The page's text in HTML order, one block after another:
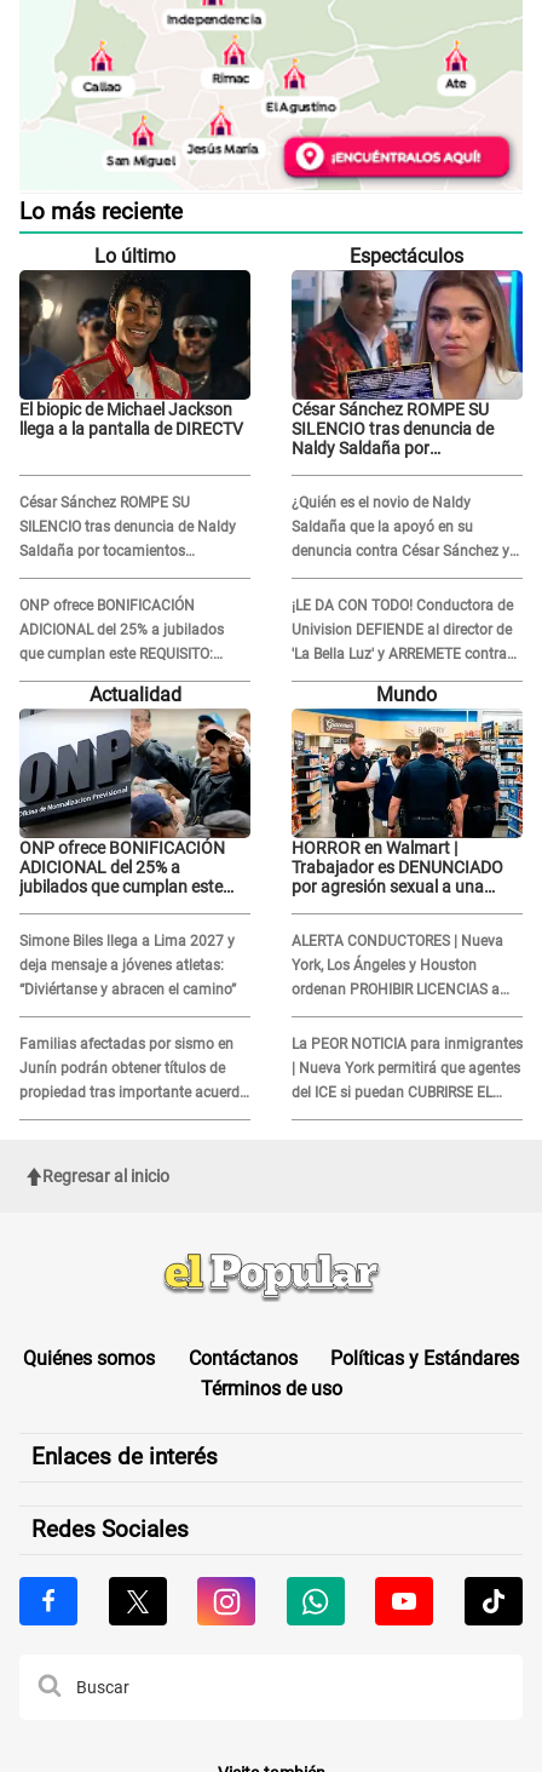
Lo más reciente
Lo último
El biopic de Michael Jackson
llega a la pantalla de DIRECTV
César Sánchez ROMPE SU
SILENCIO tras denuncia de Naldy
Saldaña por tocamientos
indebidos: "Pido respetar la
presunción de inocencia"
ONP ofrece BONIFICACIÓN
ADICIONAL del 25% a jubilados
que cumplan este REQUISITO:
revisa si accedes aquí
Espectáculos
César Sánchez ROMPE SU
SILENCIO tras denuncia de
Naldy Saldaña por
inocencia"
¿Quién es el novio de Naldy
Saldaña que la apoyó en su
denuncia contra César Sánchez y
confrontó al dueño de 'La Bella
Luz'?
¡LE DA CON TODO! Conductora de
Univision DEFIENDE al director de
'La Bella Luz' y ARREMETE contra
Naldy Saldaña: “Muchas
Actualidad
ONP ofrece BONIFICACIÓN
ADICIONAL del 25% a
jubilados que cumplan este
Simone Biles llega a Lima 2027 y
deja mensaje a jóvenes atletas:
“Diviértanse y abracen el camino”
Familias afectadas por sismo en
Junín podrán obtener títulos de
propiedad tras importante acuerdo
de Cofopri
Mundo
HORROR en Walmart |
Trabajador es DENUNCIADO
por agresión sexual a una
ALERTA CONDUCTORES | Nueva
York, Los Ángeles y Houston
ordenan PROHIBIR LICENCIAS a
quienes no presenten ESTE
DOCUMENTO
La PEOR NOTICIA para inmigrantes
| Nueva York permitirá que agentes
del ICE si puedan CUBRIRSE EL
ROSTRO
Regresar al inicio
Quiénes somos Contáctanos
Políticas y Estándares
Términos de uso
Enlaces de interés
Redes Sociales